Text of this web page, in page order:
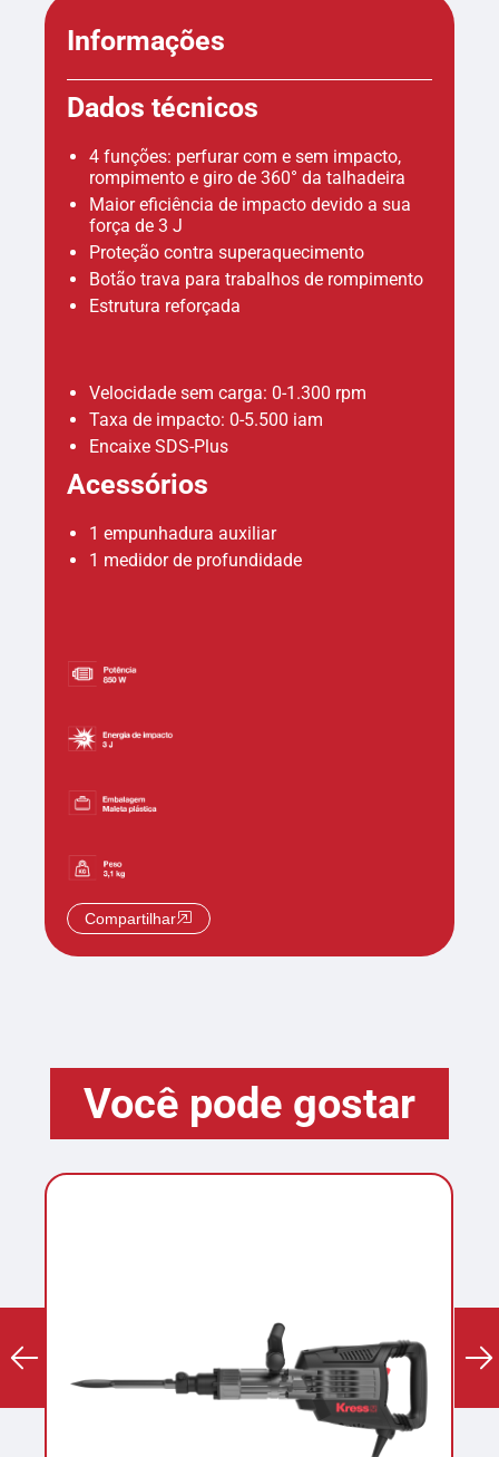
Informações
Dados técnicos
4 funções: perfurar com e sem impacto,
rompimento e giro de 360° da talhadeira
Maior eficiência de impacto devido a sua
força de 3 J
Proteção contra superaquecimento
Botão trava para trabalhos de rompimento
Estrutura reforçada
Velocidade sem carga: 0-1.300 rpm
Taxa de impacto: 0-5.500 iam
Encaixe SDS-Plus
Acessórios
1 empunhadura auxiliar
1 medidor de profundidade
Compartilhar
Você pode gostar